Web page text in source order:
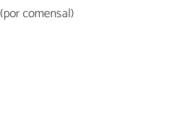
(por comensal)